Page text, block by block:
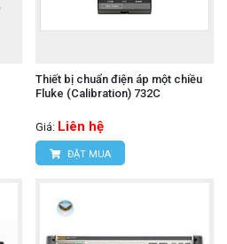
Thiết bị chuẩn điện áp một chiều
Fluke (Calibration) 732C
Giá: Liên hệ
ĐẶT MUA